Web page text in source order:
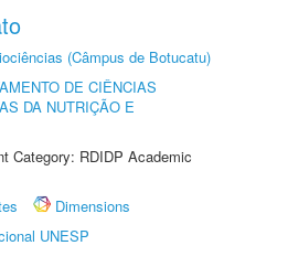
(Câmpus de Botucatu)
DE CIÊNCIAS
DA NUTRIÇÃO E
Category: RDIDP Academic
Dimensions
UNESP